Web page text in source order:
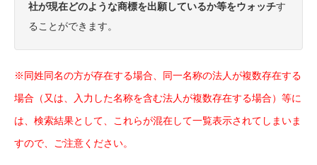
社が現在どのような商標を出願しているか等をウォッチす
ることができます。
※同姓同名の方が存在する場合、同一名称の法人が複数存在する
場合（又は、入力した名称を含む法人が複数存在する場合）等に
は、検索結果として、これらが混在して一覧表示されてしまいま
すので、ご注意ください。